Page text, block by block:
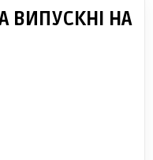
ВИПУСКНІ НА